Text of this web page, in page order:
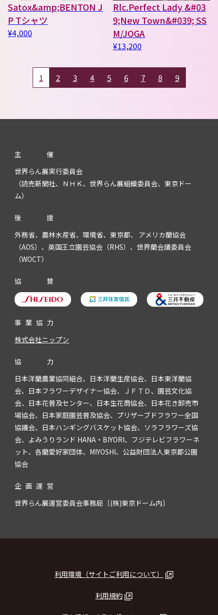
Satox&amp;BENTON J
P Tシャツ
¥4,000
Rlc.Perfect Lady &#03
9;New Town&#039; SS
M/JOGA
¥13,200
1 2 3 4 5 6 7 8 9
主
催
世界らん展実行委員会
（読売新聞社、ＮＨＫ、世界らん展組織委員会、東京ドー
ム）
後
援
外務省、農林水産省、環境省、東京都、 アメリカ蘭協会
（AOS）、英国王立園芸協会（RHS）、世界蘭会議委員会
（WOCT）
協 賛
事 業 協 力
株式会社ニップン
協
力
日本洋蘭農業協同組合、日本洋蘭生産協会、日本東洋蘭協
会、日本フラワーデザイナー協会、ＪＦＴＤ、園芸文化協
会、日本花普及センター、日本生花商協会、日本花き卸売市
場協会、日本家庭園芸普及協会、プリザーブドフラワー全国
協議会、日本ハンギングバスケット協会、ソラフラワーズ協
会、よみうりランド HANA・BIYORI、フジテレビフラワーネ
ット、各蘭愛好家団体、MIYOSHI、公益財団法人東京都公園
協会
企 画 運 営
世界らん展運営委員会事務局〔(株)東京ドーム内〕
利用環境（サイトご利用について）
利用規約